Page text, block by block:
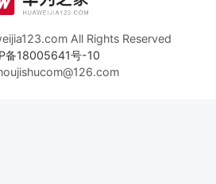
All Rights Reserved
备18005641号-10